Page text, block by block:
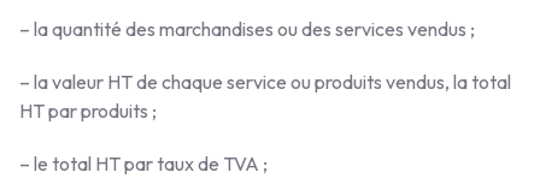
– la quantité des marchandises ou des services vendus ;
– la valeur HT de chaque service ou produits vendus, la total
HT par produits ;
– le total HT par taux de TVA ;